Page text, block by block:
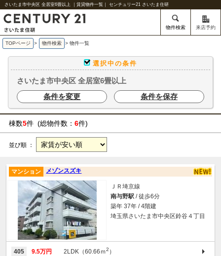
さいたま市中央区 全居室6畳以上 ｜賃貸物件一覧｜ センチュリー21 さいたま住研
物件検索 来店予約
TOPページ > 物件検索 > 物件一覧
選択中の条件
さいたま市中央区 全居室6畳以上
条件を変更
条件を保存
棟数5件 (総物件数： 6件)
並び順 ：
メゾンスズキ
マンション
ＪＲ埼京線
南与野駅 / 徒歩6分
築年 37年 / 4階建
埼玉県さいたま市中央区鈴谷４丁目
405 9.5万円 2LDK（60.66ｍ2 ）